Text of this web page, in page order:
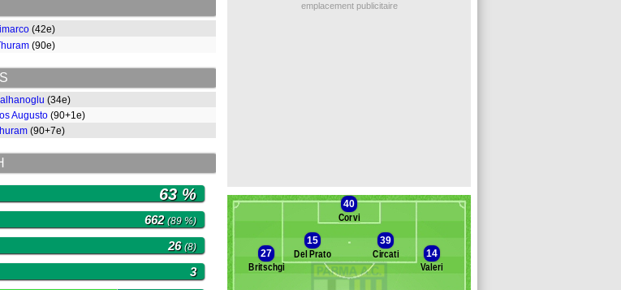
(42e)
(90e)
(34e)
Augusto (90+1e)
(90+7e)
63 %
662(89 %)
26(8)
3
emplacement publicitaire
40
Corvi
15
Del Prato
39
Circati
27
Britschgi
14
Valeri